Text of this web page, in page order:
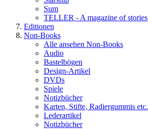
Sum
TELLER - A magazine of stories
Editionen
Non-Books
Alle ansehen Non-Books
Audio
Bastelbögen
Design-Artikel
DVDs
Spiele
Notizbücher
Karten, Stifte, Radiergummis etc.
Lederartikel
Notizbücher